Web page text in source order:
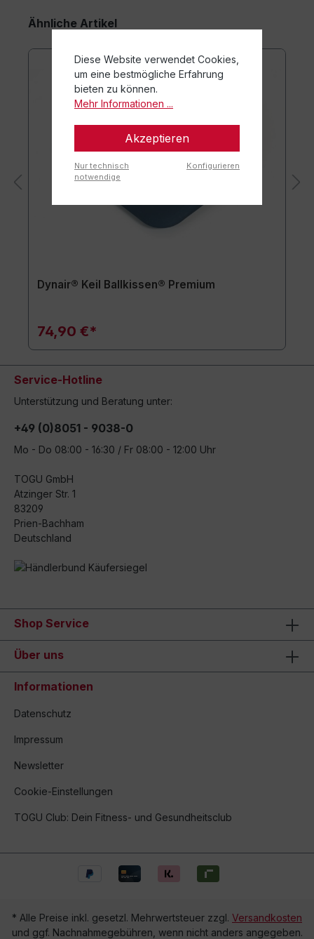
Ähnliche Artikel
Dynair® Keil Ballkissen® Premium
74,90 €*
Service-Hotline
Unterstützung und Beratung unter:
+49 (0)8051 - 9038-0
Mo - Do 08:00 - 16:30 / Fr 08:00 - 12:00 Uhr
TOGU GmbH
Atzinger Str. 1
83209
Prien-Bachham
Deutschland
Shop Service
Über uns
Informationen
Datenschutz
Impressum
Newsletter
Cookie-Einstellungen
TOGU Club: Dein Fitness- und Gesundheitsclub
* Alle Preise inkl. gesetzl. Mehrwertsteuer zzgl. Versandkosten
und ggf. Nachnahmegebühren, wenn nicht anders angegeben.
Diese Website verwendet Cookies,
um eine bestmögliche Erfahrung
bieten zu können.
Mehr Informationen ...
Akzeptieren
Nur technisch
notwendige
Konfigurieren